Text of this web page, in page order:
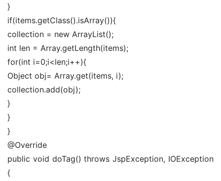
}
if(items.getClass().isArray()){
collection = new ArrayList();
int len = Array.getLength(items);
for(int i=0;i<len;i++){
Object obj= Array.get(items, i);
collection.add(obj);
}
}
}
@Override
public void doTag() throws JspException, IOException
{